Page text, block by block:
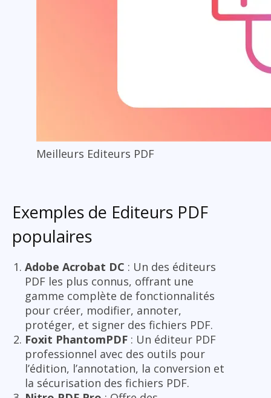
Meilleurs Editeurs PDF
Exemples de Editeurs PDF
populaires
Adobe Acrobat DC : Un des éditeurs
PDF les plus connus, offrant une
gamme complète de fonctionnalités
pour créer, modifier, annoter,
protéger, et signer des fichiers PDF.
Foxit PhantomPDF : Un éditeur PDF
professionnel avec des outils pour
l’édition, l’annotation, la conversion et
la sécurisation des fichiers PDF.